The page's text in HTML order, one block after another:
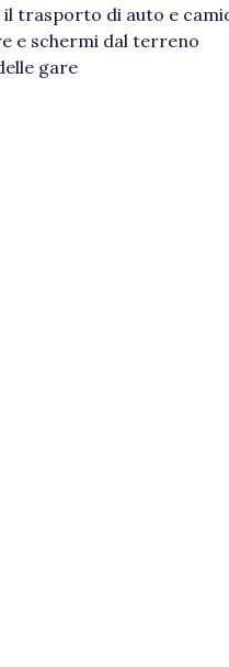
trasporto di auto e
e schermi dal terreno
gare